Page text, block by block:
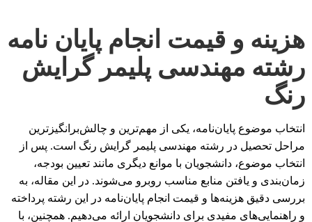
هزینه و قیمت انجام پایان نامه
رشته مهندسی پلیمر گرایش
رنگ
انتخاب موضوع پایان‌نامه، یکی از مهم‌ترین و چالش‌برانگیزترین
مراحل تحصیل در رشته مهندسی پلیمر گرایش رنگ است. پس از
انتخاب موضوع، دانشجویان با موانع دیگری مانند تعیین بودجه،
زمان‌بندی و یافتن منابع مناسب روبرو می‌شوند. در این مقاله، به
بررسی دقیق هزینه‌ها و قیمت انجام پایان‌نامه در این رشته پرداخته
و راهنمایی‌های مفیدی برای دانشجویان ارائه می‌دهیم. همچنین، با